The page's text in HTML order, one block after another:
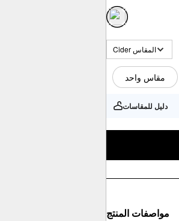
Cider المقاس
مقاس واحد
دليل للمقاسات
مواصفات المنتج